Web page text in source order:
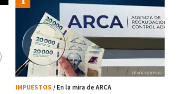
IMPUESTOS / En la mira de ARCA